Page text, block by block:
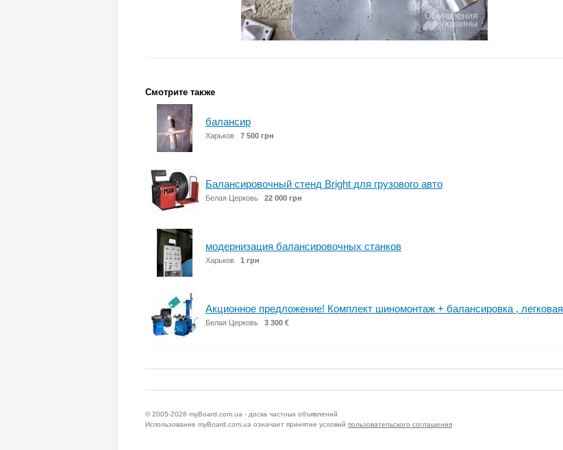
Смотрите также
балансир
Харьков 7 500 грн
Балансировочный стенд Bright для грузового авто
Белая Церковь 22 000 грн
модернизация балансировочных станков
Харьков 1 грн
Акционное предложение! Комплект шиномонтаж + балансировка , легковая
Белая Церковь 3 300 €
© 2005-2026 myBoard.com.ua - доска частных объявлений
Использование myBoard.com.ua означает принятие условий пользовательского соглашения